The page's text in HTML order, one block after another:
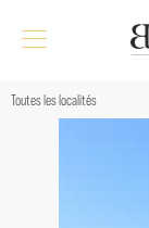
Toutes les localités